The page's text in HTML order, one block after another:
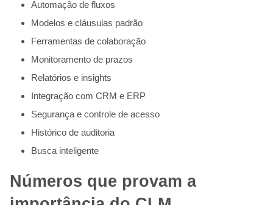
Automação de fluxos
Modelos e cláusulas padrão
Ferramentas de colaboração
Monitoramento de prazos
Relatórios e insights
Integração com CRM e ERP
Segurança e controle de acesso
Histórico de auditoria
Busca inteligente
Números que provam a